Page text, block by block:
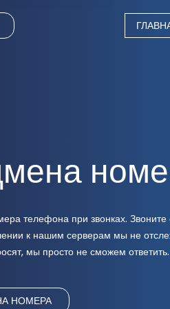
телефона при звонках.
к нашим серверам мы не
мы просто не сможем ответить.
НОМЕРА